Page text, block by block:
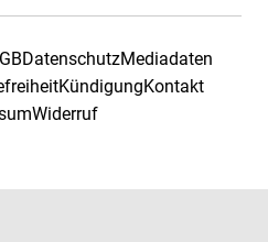
DatenschutzMediadaten
KündigungKontakt
Widerruf